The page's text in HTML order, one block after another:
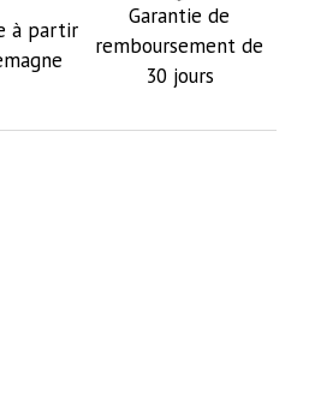
à partir
Garantie de
remboursement de
30 jours